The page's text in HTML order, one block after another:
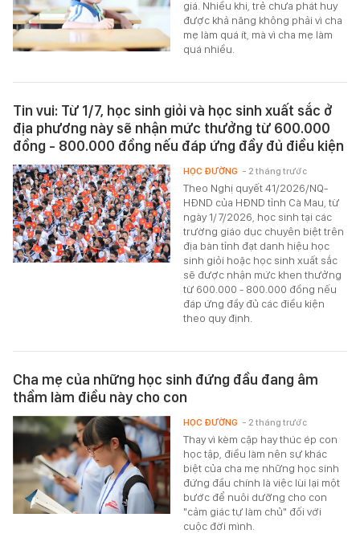
giá. Nhiều khi, trẻ chưa phát huy
được khả năng không phải vì cha
mẹ làm quá ít, mà vì cha mẹ làm
quá nhiều.
Tin vui: Từ 1/7, học sinh giỏi và học sinh xuất sắc ở
địa phương này sẽ nhận mức thưởng từ 600.000
đồng - 800.000 đồng nếu đáp ứng đầy đủ điều kiện
Theo Nghị quyết 41/2026/NQ-
HĐND của HĐND tỉnh Cà Mau, từ
ngày 1/7/2026, học sinh tại các
trường giáo dục chuyên biệt trên
địa bàn tỉnh đạt danh hiệu học
sinh giỏi hoặc học sinh xuất sắc
sẽ được nhận mức khen thưởng
từ 600.000 - 800.000 đồng nếu
đáp ứng đầy đủ các điều kiện
theo quy định.
HỌC ĐƯỜNG - 2 tháng trước
Cha mẹ của những học sinh đứng đầu đang âm
thầm làm điều này cho con
Thay vì kèm cặp hay thúc ép con
học tập, điều làm nên sự khác
biệt của cha mẹ những học sinh
đứng đầu chính là việc lùi lại một
bước để nuôi dưỡng cho con
"cảm giác tự làm chủ" đối với
cuộc đời mình.
HỌC ĐƯỜNG - 2 tháng trước